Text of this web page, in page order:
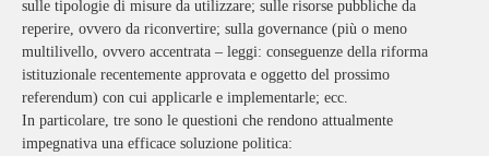
sulle tipologie di misure da utilizzare; sulle risorse pubbliche da
reperire, ovvero da riconvertire; sulla governance (più o meno
multilivello, ovvero accentrata – leggi: conseguenze della riforma
istituzionale recentemente approvata e oggetto del prossimo
referendum) con cui applicarle e implementarle; ecc.
In particolare, tre sono le questioni che rendono attualmente
impegnativa una efficace soluzione politica: